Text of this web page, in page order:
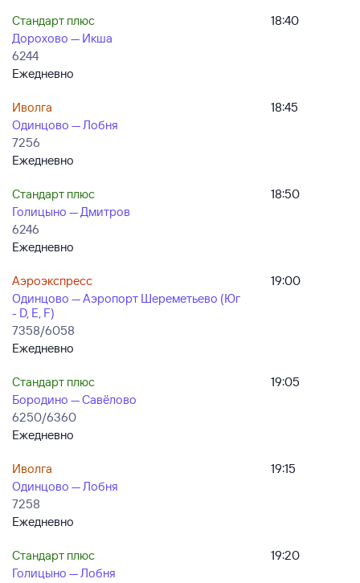
Стандарт плюс
Дорохово — Икша
6244
Ежедневно
18:40
Иволга
Одинцово — Лобня
7256
Ежедневно
18:45
Стандарт плюс
Голицыно — Дмитров
6246
Ежедневно
18:50
Аэроэкспресс
Одинцово — Аэропорт Шереметьево (Юг
- D, E, F)
7358/6058
Ежедневно
19:00
Стандарт плюс
Бородино — Савёлово
6250/6360
Ежедневно
19:05
Иволга
Одинцово — Лобня
7258
Ежедневно
19:15
Стандарт плюс
Голицыно — Лобня
19:20